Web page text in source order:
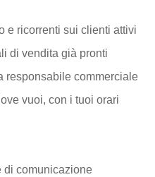
e ricorrenti sui clienti attivi
di vendita già pronti
responsabile commerciale
vuoi, con i tuoi orari
di comunicazione